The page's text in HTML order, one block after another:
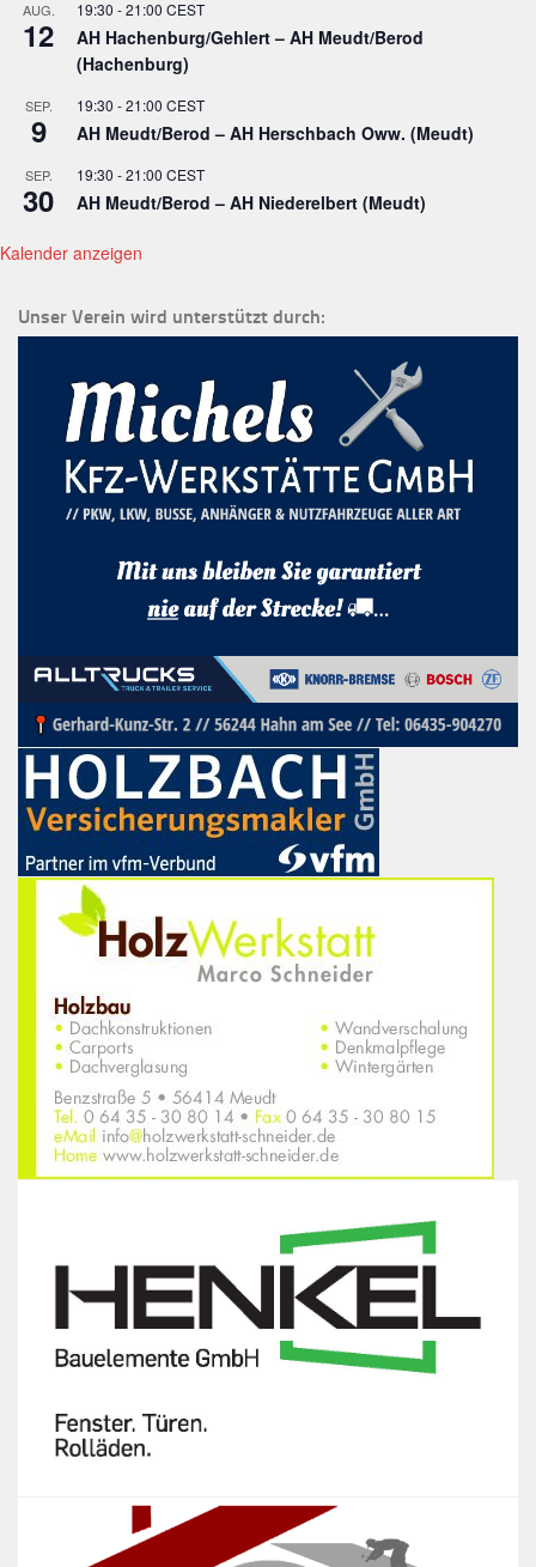
AUG.
12
19:30 -21:00 CEST
AH Hachenburg/Gehlert – AH Meudt/Berod
(Hachenburg)
SEP.
9
19:30 -21:00 CEST
AH Meudt/Berod – AH Herschbach Oww. (Meudt)
SEP.
30
19:30 -21:00 CEST
AH Meudt/Berod – AH Niederelbert (Meudt)
Kalender anzeigen
Unser Verein wird unterstützt durch: